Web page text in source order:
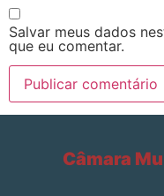
Salvar meus dados
que eu comentar.
Câmara